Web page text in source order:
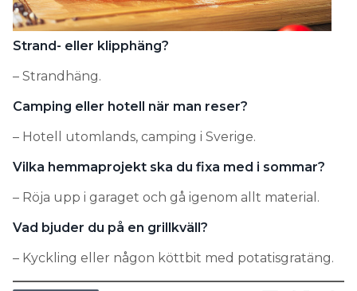
Strand- eller klipphäng?
– Strandhäng.
Camping eller hotell när man reser?
– Hotell utomlands, camping i Sverige.
Vilka hemmaprojekt ska du fixa med i sommar?
– Röja upp i garaget och gå igenom allt material.
Vad bjuder du på en grillkväll?
– Kyckling eller någon köttbit med potatisgratäng.